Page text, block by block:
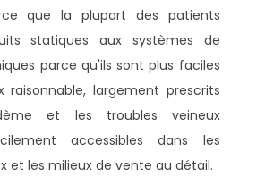
que la plupart des patients
statiques aux systèmes de
parce qu'ils sont plus faciles
raisonnable, largement prescrits
et les troubles veineux
accessibles dans les
et les milieux de vente au détail.